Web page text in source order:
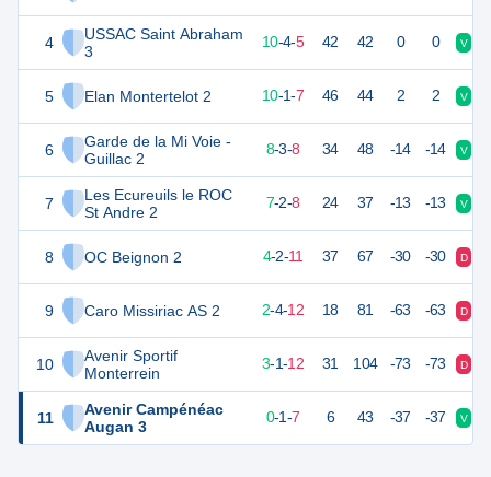
4
USSAC Saint Abraham
3
5 Elan Montertelot 2
6
Garde de la Mi Voie -
Guillac 2
7
Les Ecureuils le ROC
St Andre 2
8 OC Beignon 2
9 Caro Missiriac AS 2
10
Avenir Sportif
Monterrein
11
Avenir Campénéac
Augan 3
34 19 10-4-5 42 42 0 0 V
30 10-1-7 46 44 2 2 V
27 8-3-8 34 48 -14 -14 V
21 19 7-2-8 24 37 -13 -13 V
4-2-11 37 67 -30 -30 D
9 2-4-12 18 81 -63 -63 D
3-1-12 31 104 -73 -73 D
-1 0-1-7 6 43 -37 -37 V